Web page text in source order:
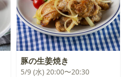
豚の生姜焼き
5/9 (水) 20:00〜20:30